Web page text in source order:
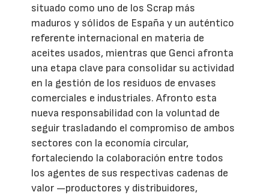
situado como uno de los Scrap más
maduros y sólidos de España y un auténtico
referente internacional en materia de
aceites usados, mientras que Genci afronta
una etapa clave para consolidar su actividad
en la gestión de los residuos de envases
comerciales e industriales. Afronto esta
nueva responsabilidad con la voluntad de
seguir trasladando el compromiso de ambos
sectores con la economía circular,
fortaleciendo la colaboración entre todos
los agentes de sus respectivas cadenas de
valor —productores y distribuidores,